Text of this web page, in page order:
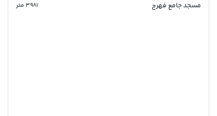
مسجد جامع فهرج 3981متر